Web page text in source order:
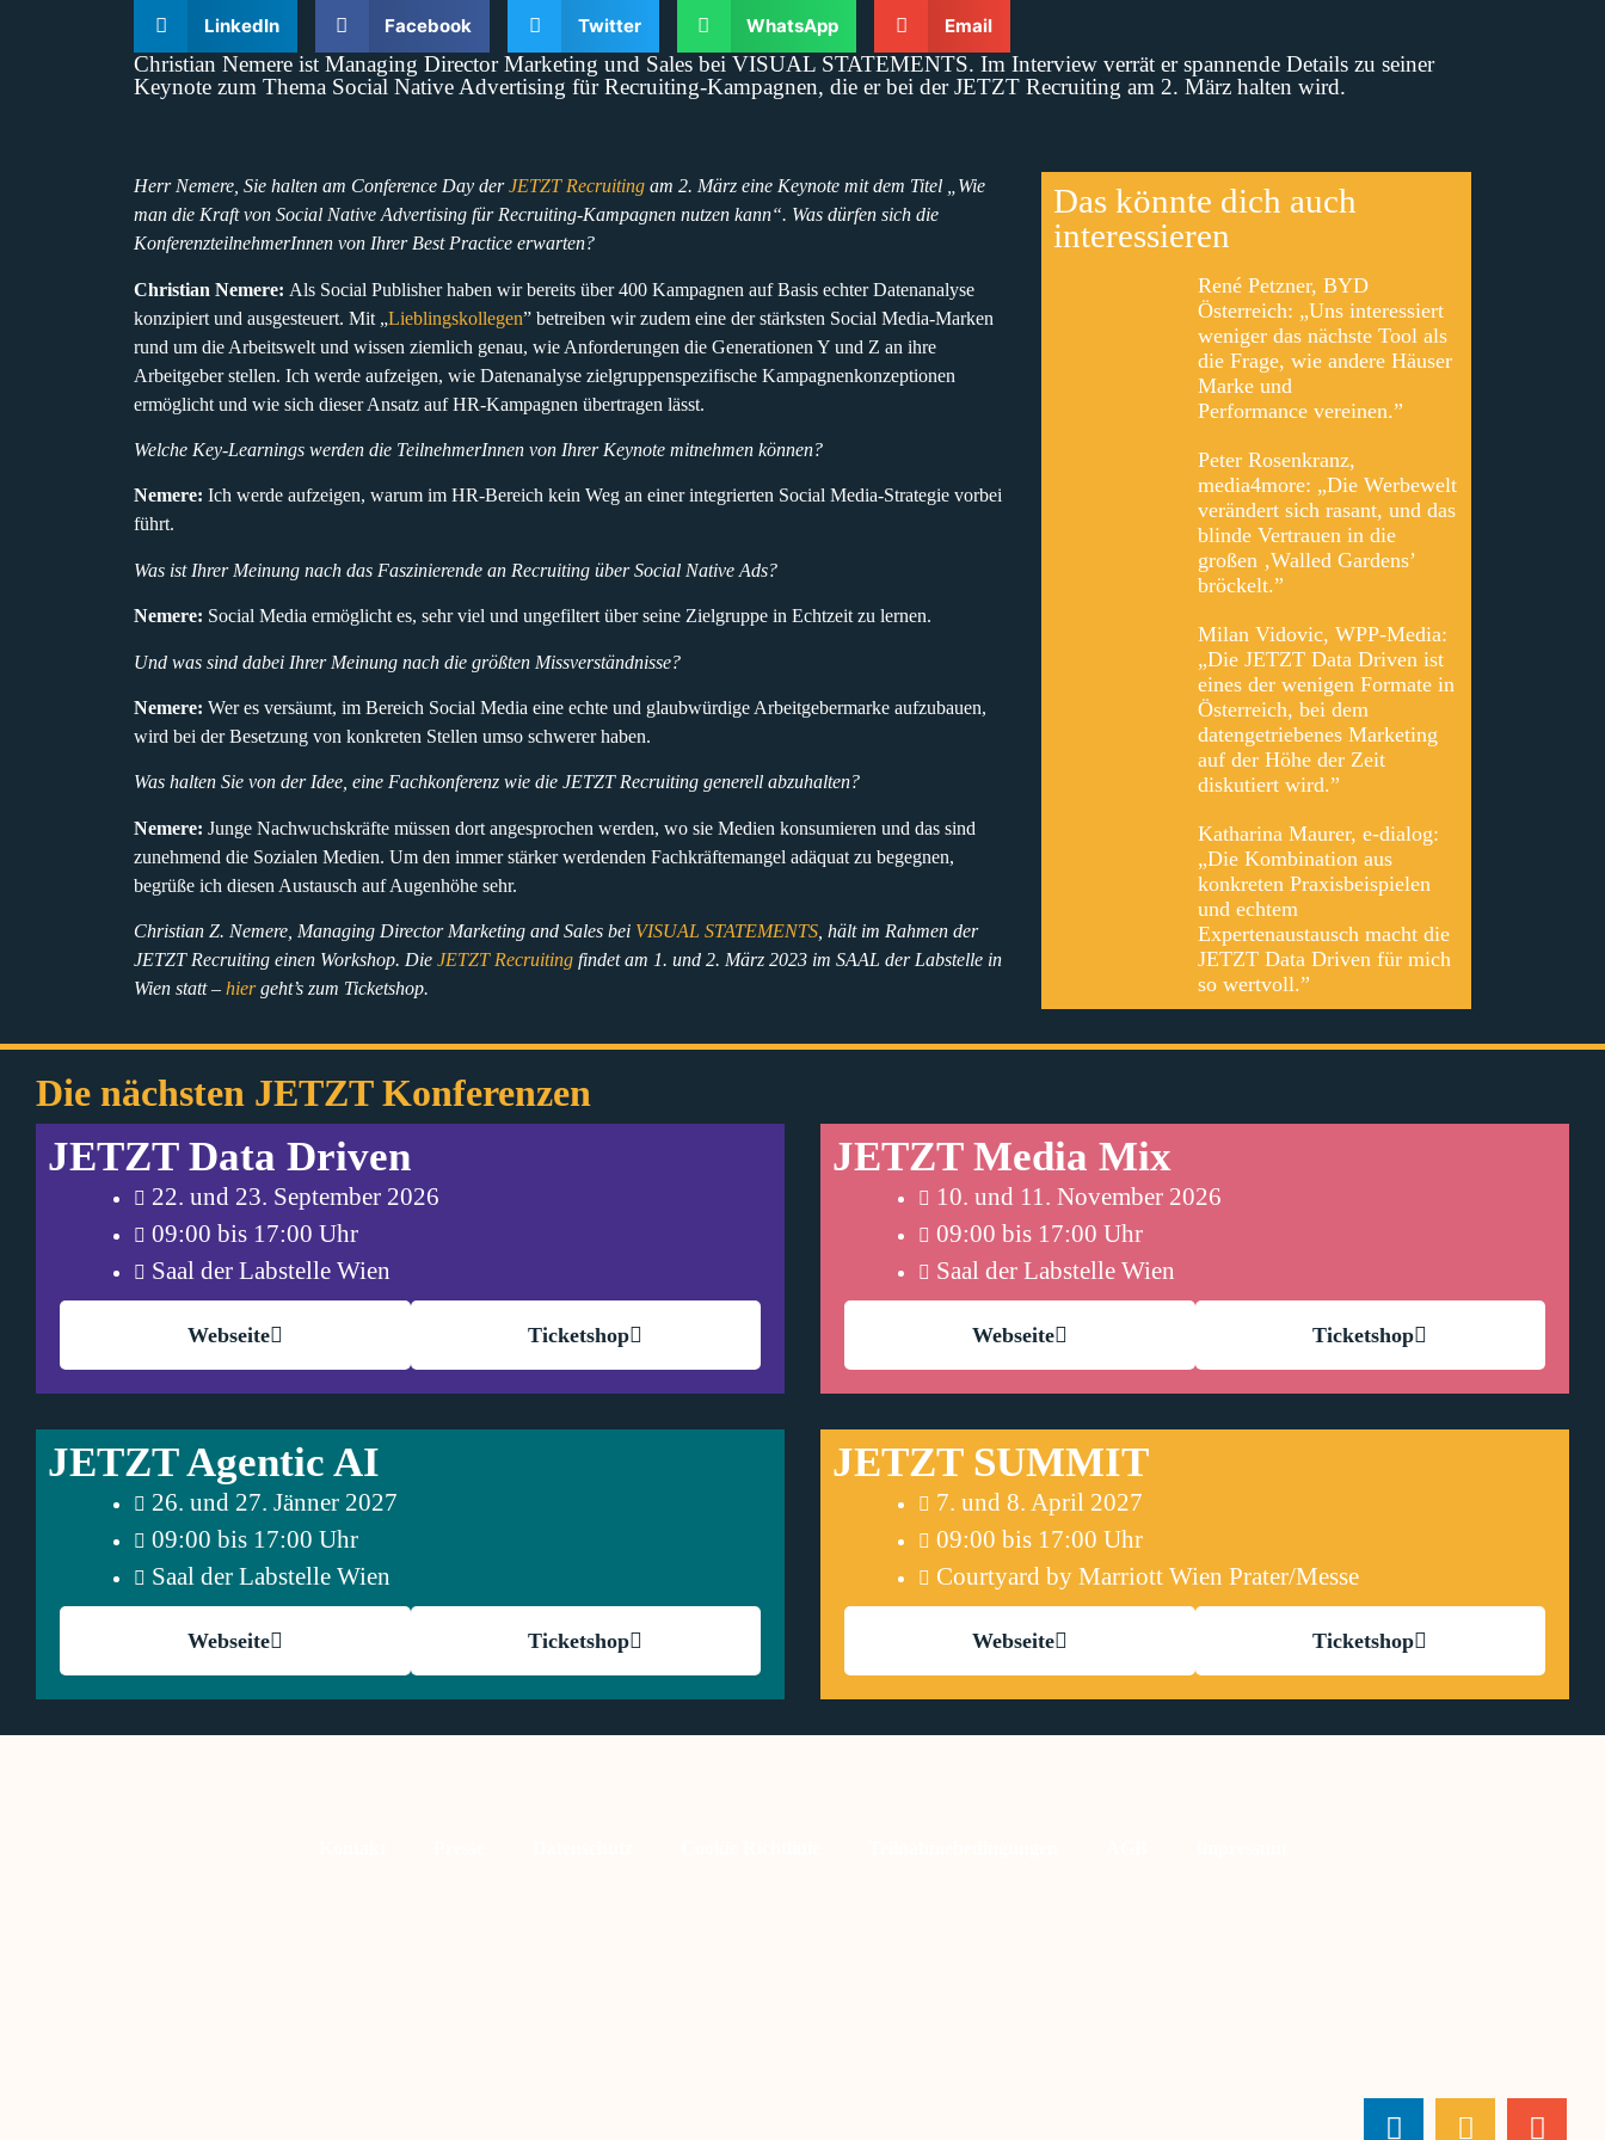
LinkedIn Facebook Twitter WhatsApp Email
Christian Nemere ist Managing Director Marketing und Sales bei VISUAL STATEMENTS. Im Interview verrät er spannende Details zu seiner
Keynote zum Thema Social Native Advertising für Recruiting-Kampagnen, die er bei der JETZT Recruiting am 2. März halten wird.
Herr Nemere, Sie halten am Conference Day derJETZT Recruiting am 2. März eine Keynote mit dem Titel „Wie
man die Kraft von Social Native Advertising für Recruiting-Kampagnen nutzen kann“. Was dürfen sich die
KonferenzteilnehmerInnen von Ihrer Best Practice erwarten?
Christian Nemere: Als Social Publisher haben wir bereits über 400 Kampagnen auf Basis echter Datenanalyse
konzipiert und ausgesteuert. Mit „Lieblingskollegen” betreiben wir zudem eine der stärksten Social Media-Marken
rund um die Arbeitswelt und wissen ziemlich genau, wie Anforderungen die Generationen Y und Z an ihre
Arbeitgeber stellen. Ich werde aufzeigen, wie Datenanalyse zielgruppenspezifische Kampagnenkonzeptionen
ermöglicht und wie sich dieser Ansatz auf HR-Kampagnen übertragen lässt.
Welche Key-Learnings werden die TeilnehmerInnen von Ihrer Keynote mitnehmen können?
Nemere: Ich werde aufzeigen, warum im HR-Bereich kein Weg an einer integrierten Social Media-Strategie vorbei
führt.
Was ist Ihrer Meinung nach das Faszinierende an Recruiting über Social Native Ads?
Nemere: Social Media ermöglicht es, sehr viel und ungefiltert über seine Zielgruppe in Echtzeit zu lernen.
Und was sind dabei Ihrer Meinung nach die größten Missverständnisse?
Nemere: Wer es versäumt, im Bereich Social Media eine echte und glaubwürdige Arbeitgebermarke aufzubauen,
wird bei der Besetzung von konkreten Stellen umso schwerer haben.
Was halten Sie von der Idee, eine Fachkonferenz wie die JETZT Recruiting generell abzuhalten?
Nemere: Junge Nachwuchskräfte müssen dort angesprochen werden, wo sie Medien konsumieren und das sind
zunehmend die Sozialen Medien. Um den immer stärker werdenden Fachkräftemangel adäquat zu begegnen,
begrüße ich diesen Austausch auf Augenhöhe sehr.
Christian Z. Nemere, Managing Director Marketing and Sales bei VISUAL STATEMENTS , hält im Rahmen der
JETZT Recruiting einen Workshop. Die JETZT Recruiting findet am 1. und 2. März 2023 im SAAL der Labstelle in
Wien statt – hiergeht’s zum Ticketshop.
Das könnte dich auch
interessieren
René Petzner, BYD
Österreich: „Uns interessiert
weniger das nächste Tool als
die Frage, wie andere Häuser
Marke und
Performance vereinen.”
Peter Rosenkranz,
media4more: „Die Werbewelt
verändert sich rasant, und das
blinde Vertrauen in die
großen ‚Walled Gardens’
bröckelt.”
Milan Vidovic, WPP-Media:
„Die JETZT Data Driven ist
eines der wenigen Formate in
Österreich, bei dem
datengetriebenes Marketing
auf der Höhe der Zeit
diskutiert wird.”
Katharina Maurer, e‑dialog:
„Die Kombination aus
konkreten Praxisbeispielen
und echtem
Expertenaustausch macht die
JETZT Data Driven für mich
so wertvoll.”
Die nächsten JETZT Konferenzen
JETZT Data Driven
22. und 23. September 2026
09:00 bis 17:00 Uhr
Saal der Labstelle Wien
Webseite Ticketshop
JETZT Media Mix
10. und 11. November 2026
09:00 bis 17:00 Uhr
Saal der Labstelle Wien
Webseite Ticketshop
JETZT Agentic AI
26. und 27. Jänner 2027
09:00 bis 17:00 Uhr
Saal der Labstelle Wien
Webseite Ticketshop
JETZT SUMMIT
7. und 8. April 2027
09:00 bis 17:00 Uhr
Courtyard by Marriott Wien Prater/Messe
Webseite Ticketshop